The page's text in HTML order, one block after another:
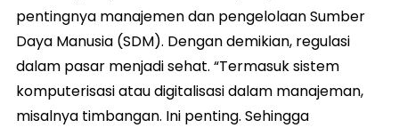
pentingnya manajemen dan pengelolaan Sumber
Daya Manusia (SDM). Dengan demikian, regulasi
dalam pasar menjadi sehat. “Termasuk sistem
komputerisasi atau digitalisasi dalam manajeman,
misalnya timbangan. Ini penting. Sehingga